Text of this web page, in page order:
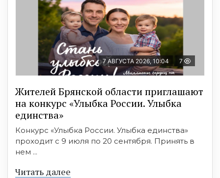
7 АВГУСТА 2026, 10:04 7
Жителей Брянской области приглашают
на конкурс «Улыбка России. Улыбка
единства»
Конкурс «Улыбка России. Улыбка единства»
проходит с 9 июля по 20 сентября. Принять в
нем ...
Читать далее